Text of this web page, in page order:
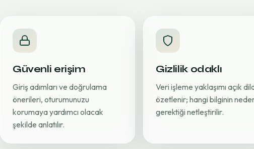
Güvenli erişim
Giriş adımları ve doğrulama
önerileri, oturumunuzu
korumaya yardımcı olacak
şekilde anlatılır.
Gizlilik odaklı
Veri işleme yaklaşımı açık
özetlenir; hangi bilginin
gerektiği netleştirilir.